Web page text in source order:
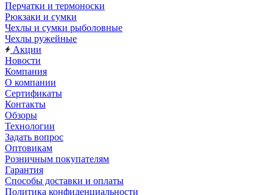
Перчатки и термоноски
Рюкзаки и сумки
Чехлы и сумки рыболовные
Чехлы ружейные
Акции
Новости
Компания
О компании
Сертификаты
Контакты
Обзоры
Технологии
Задать вопрос
Оптовикам
Розничным покупателям
Гарантия
Способы доставки и оплаты
Политика конфиденциальности